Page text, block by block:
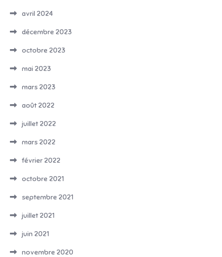
avril 2024
décembre 2023
octobre 2023
mai 2023
mars 2023
août 2022
juillet 2022
mars 2022
février 2022
octobre 2021
septembre 2021
juillet 2021
juin 2021
novembre 2020